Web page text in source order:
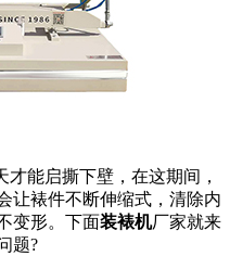
能启撕下壁，在这期间，
让裱件不断伸缩式，清除内
变形。下面装裱机厂家就来
题?